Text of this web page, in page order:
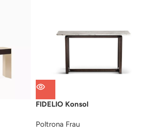
FIDELIO Konsol
Poltrona Frau